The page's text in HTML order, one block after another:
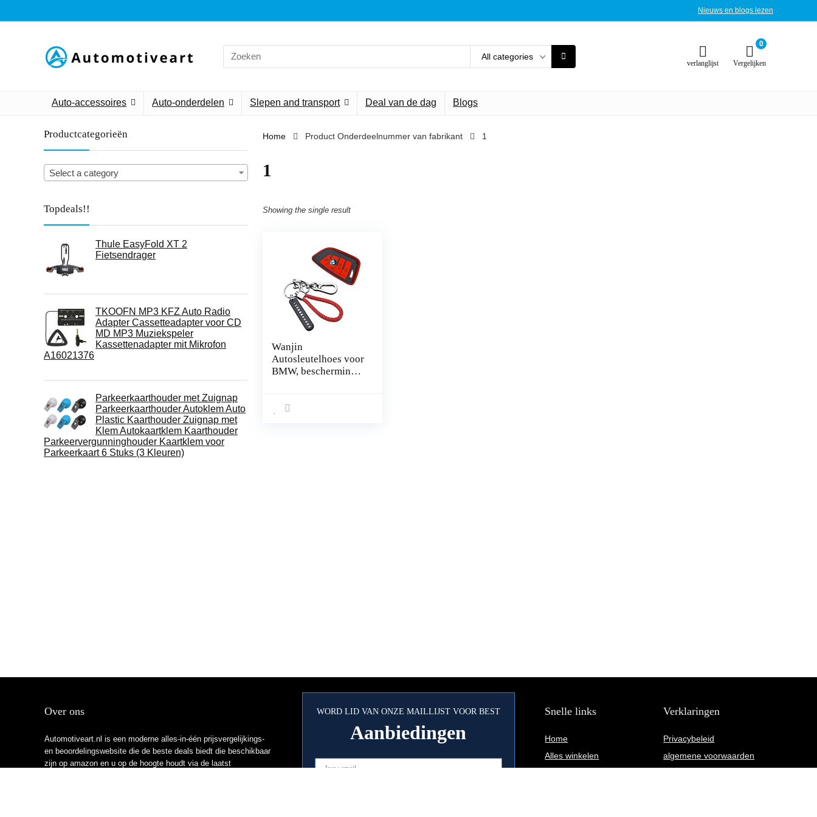
Nieuws en blogs lezen
Search
for:
All categories
verlanglijst
0
Vergelijken
Auto-accessoires Auto-onderdelen Slepen and transport Deal van de dag Blogs
Productcategorieën
Select a category
Topdeals!!
Thule EasyFold XT 2
Fietsendrager
TKOOFN MP3 KFZ Auto Radio
Adapter Cassetteadapter voor CD
MD MP3 Muziekspeler
Kassettenadapter mit Mikrofon
A16021376
Parkeerkaarthouder met Zuignap
Parkeerkaarthouder Autoklem Auto
Plastic Kaarthouder Zuignap met
Klem Autokaartklem Kaarthouder
Parkeervergunninghouder Kaartklem voor
Parkeerkaart 6 Stuks (3 Kleuren)
Home Product Onderdeelnummer van fabrikant ‎1
‎1
Showing the single result
Wanjin
Autosleutelhoes voor
BMW, bescherming
autosleutelhoes voor
Over ons
Automotiveart.nl is een moderne alles-in-één prijsvergelijkings-
en beoordelingswebsite die de beste deals biedt die beschikbaar
zijn op amazon en u op de hoogte houdt via de laatst
WORD LID VAN ONZE MAILLIJST VOOR BEST
Aanbiedingen
Snelle links
Home
Alles winkelen
Verklaringen
Privacybeleid
algemene voorwaarden